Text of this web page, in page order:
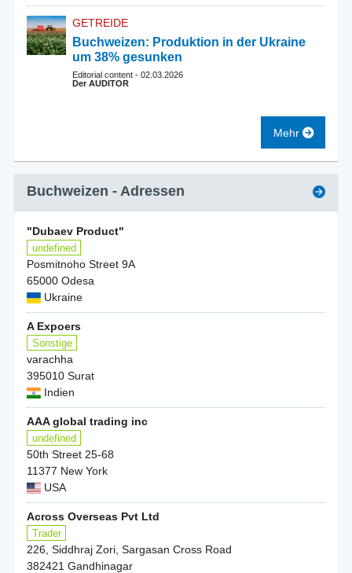
GETREIDE
Buchweizen: Produktion in der Ukraine
um 38% gesunken
Editorial content - 02.03.2026
Der AUDITOR
Mehr
Buchweizen - Adressen
"Dubaev Product"
undefined
Posmitnoho Street 9А
65000 Odesa
Ukraine
A Expoers
Sonstige
varachha
395010 Surat
Indien
AAA global trading inc
undefined
50th Street 25-68
11377 New York
USA
Across Overseas Pvt Ltd
Trader
226, Siddhraj Zori, Sargasan Cross Road
382421 Gandhinagar